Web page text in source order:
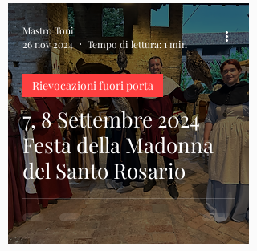
7, 8 Settembre 2024
Festa della Madonna
del Santo Rosario
Rievocazioni fuori porta
Mastro Toni
26 nov 2024
Tempo di lettura: 1 min